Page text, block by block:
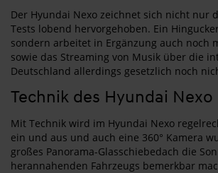
Der Hyundai Nexo zeichnet sich nicht nur
Tests lobend hervorgehoben. Ein
sondern arbeitet in Ergänzung auch noch
sowie das Streaming von Musik über die
Deutschland allerdings gesetzlich noch
Technik des Hyundai Nexo
Mit Technik wird im Hyundai Nexo
ein und aus und auch eine 360° Kamera
großes Panorama-Glasschiebedach die
herannahenden Fahrzeugs bemerkbar